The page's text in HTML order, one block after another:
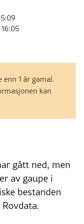
1 år gamal.
kan
gått ned, men
av gaupe i
bestanden